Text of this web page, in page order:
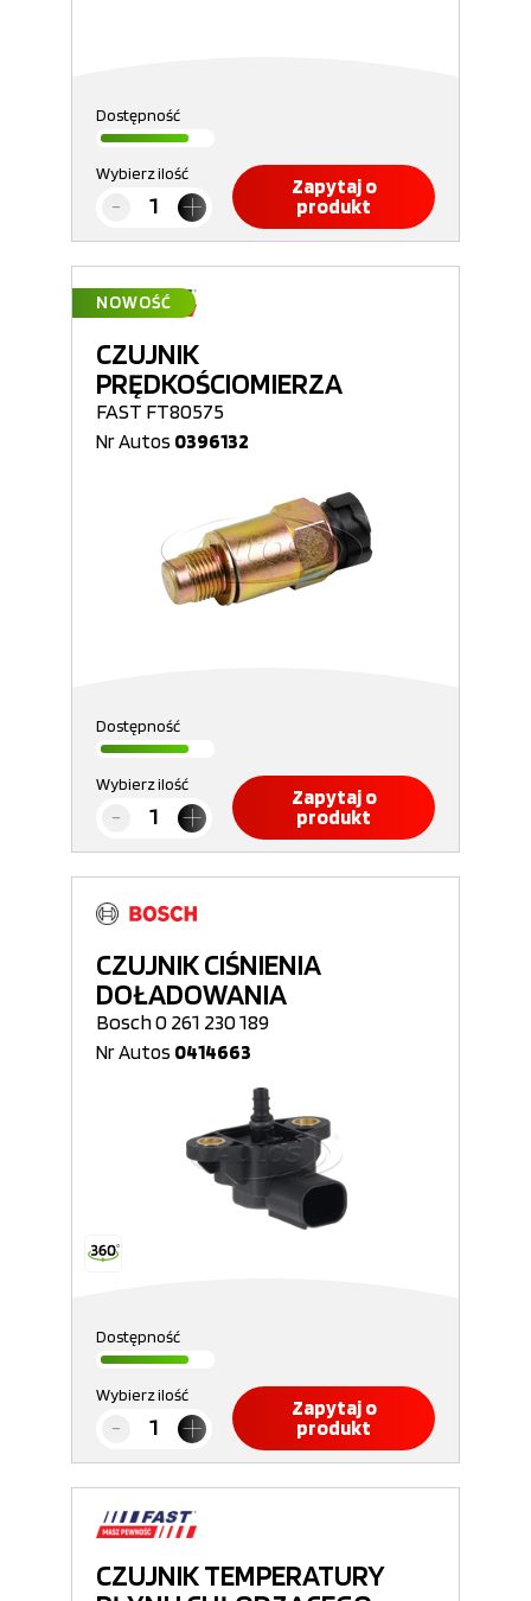
Dostępność
Wybierz ilość
Zapytaj o
produkt
NOWOŚĆ
CZUJNIK
PRĘDKOŚCIOMIERZA
FAST FT80575
Nr Autos 0396132
Dostępność
Wybierz ilość
Zapytaj o
produkt
CZUJNIK CIŚNIENIA
DOŁADOWANIA
Bosch 0 261 230 189
Nr Autos 0414663
Dostępność
Wybierz ilość
Zapytaj o
produkt
CZUJNIK TEMPERATURY